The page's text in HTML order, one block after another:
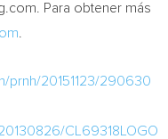
Para obtener más
prnh/20151123/290630
CL69318LOGO